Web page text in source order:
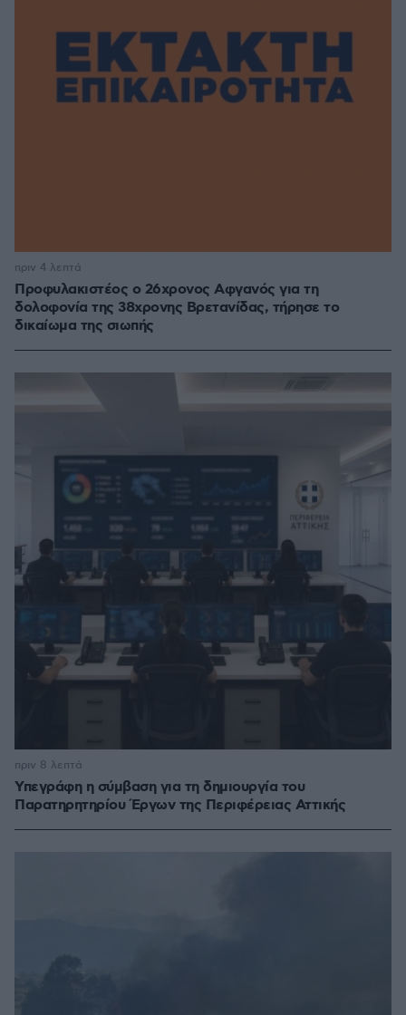
Προφυλακιστέος ο 26χρονος Αφγανός για τη
δολοφονία της 38χρονης Βρετανίδας, τήρησε το
δικαίωμα της σιωπής
πριν 4 λεπτά
Υπεγράφη η σύμβαση για τη δημιουργία του
Παρατηρητηρίου Έργων της Περιφέρειας Αττικής
πριν 8 λεπτά